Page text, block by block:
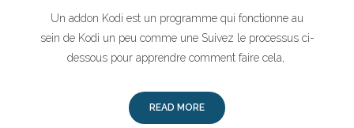
Un addon Kodi est un programme qui fonctionne au
sein de Kodi un peu comme une Suivez le processus ci-
dessous pour apprendre comment faire cela,
READ MORE